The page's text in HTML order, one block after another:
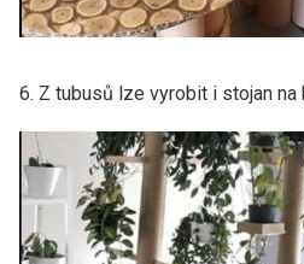
6. Z tubusů lze vyrobit i stojan na